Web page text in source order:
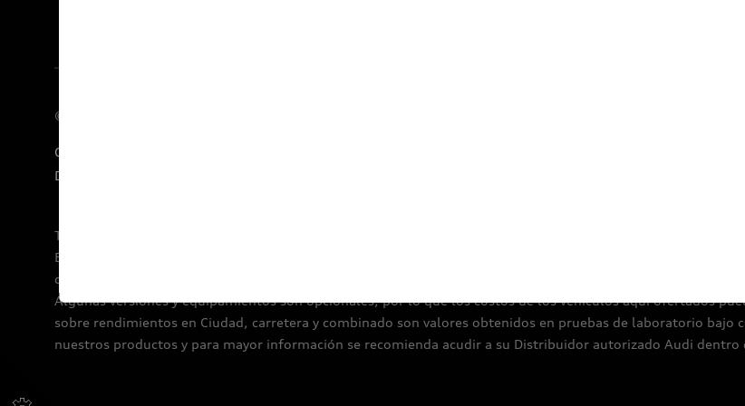
© 2026 AUDI AG. Todos los derechos reservados.
Concesionarios
Declaratoria de Derechos Humanos
Términos y condiciones por Audi de México.
Este sitio es oficial de Volkswagen de México, S.A. de C.V., comercializador de marca Audi en México; la
de acuerdo a las versiones y equipamientos ofertados por el proveedor dentro de la República Mexicana y
Algunas versiones y equipamientos son opcionales, por lo que los costos de los vehículos aquí ofertados
sobre rendimientos en Ciudad, carretera y combinado son valores obtenidos en pruebas de laboratorio
nuestros productos y para mayor información se recomienda acudir a su Distribuidor autorizado Audi dentro